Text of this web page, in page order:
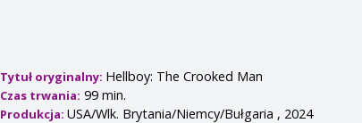
Tytuł oryginalny: Hellboy: The Crooked Man
Czas trwania: 99 min.
Produkcja:USA/Wlk. Brytania/Niemcy/Bułgaria , 2024